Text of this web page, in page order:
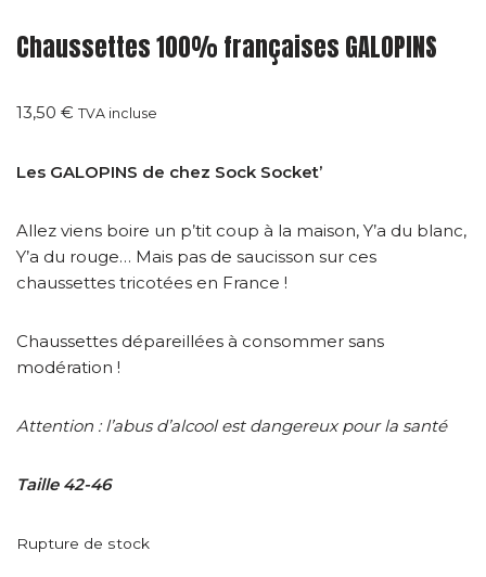
Chaussettes 100% françaises GALOPINS
13,50 € TVA incluse
Les GALOPINS de chez Sock Socket’
Allez viens boire un p’tit coup à la maison, Y’a du blanc,
Y’a du rouge… Mais pas de saucisson sur ces
chaussettes tricotées en France !
Chaussettes dépareillées à consommer sans
modération !
Attention : l’abus d’alcool est dangereux pour la santé
Taille 42-46
Rupture de stock